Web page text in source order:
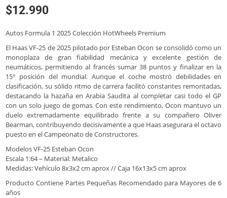
$12.990
Autos Formula 1 2025 Colección HotWheels Premium
El Haas VF-25 de 2025 pilotado por Esteban Ocon se consolidó como un
monoplaza de gran fiabilidad mecánica y excelente gestión de
neumáticos, permitiendo al francés sumar 38 puntos y finalizar en la
15° posición del mundial. Aunque el coche mostró debilidades en
clasificación, su sólido ritmo de carrera facilitó constantes remontadas,
destacando la hazaña en Arabia Saudita al completar casi todo el GP
con un solo juego de gomas. Con este rendimiento, Ocon mantuvo un
duelo extremadamente equilibrado frente a su compañero Oliver
Bearman, contribuyendo decisivamente a que Haas asegurara el octavo
puesto en el Campeonato de Constructores.
Modelos VF-25 Esteban Ocon
Escala 1:64 – Material: Metalico
Medidas: Vehículo 8x3x2 cm aprox // Caja 16x13x5 cm aprox
Producto Contiene Partes Pequeñas Recomendado para Mayores de 6
años